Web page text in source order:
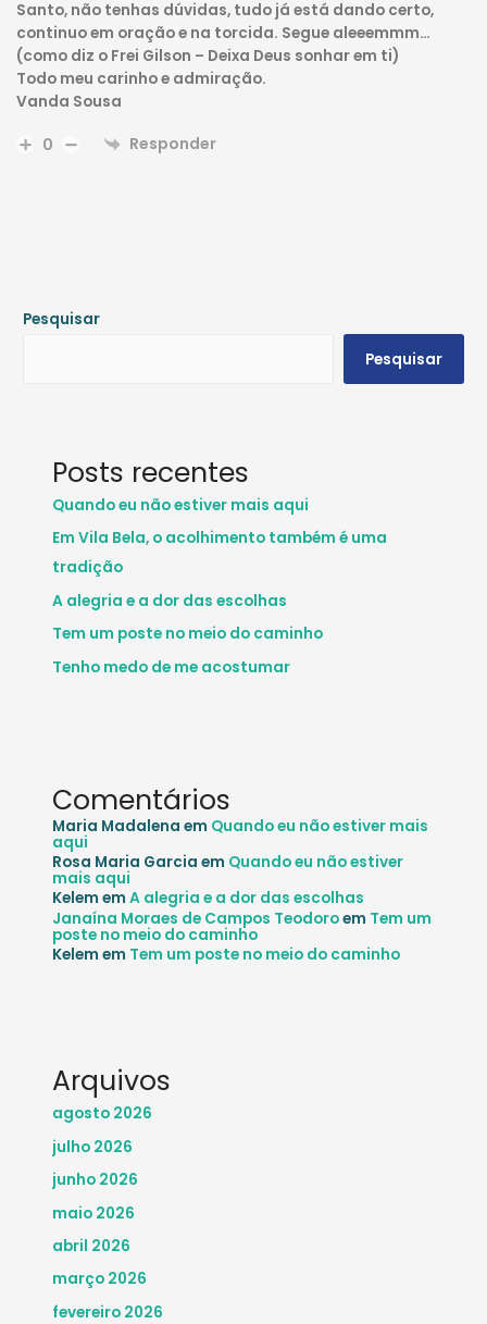
Santo, não tenhas dúvidas, tudo já está dando certo,
continuo em oração e na torcida. Segue aleeemmm…
(como diz o Frei Gilson – Deixa Deus sonhar em ti)
Todo meu carinho e admiração.
Vanda Sousa
0 Responder
Pesquisar
Pesquisar
Posts recentes
Quando eu não estiver mais aqui
Em Vila Bela, o acolhimento também é uma
tradição
A alegria e a dor das escolhas
Tem um poste no meio do caminho
Tenho medo de me acostumar
Comentários
Maria Madalena em Quando eu não estiver mais
aqui
Rosa Maria Garcia em Quando eu não estiver
mais aqui
Kelem emA alegria e a dor das escolhas
Janaína Moraes de Campos Teodoroem Tem um
poste no meio do caminho
Kelem em Tem um poste no meio do caminho
Arquivos
agosto 2026
julho 2026
junho 2026
maio 2026
abril 2026
março 2026
fevereiro 2026